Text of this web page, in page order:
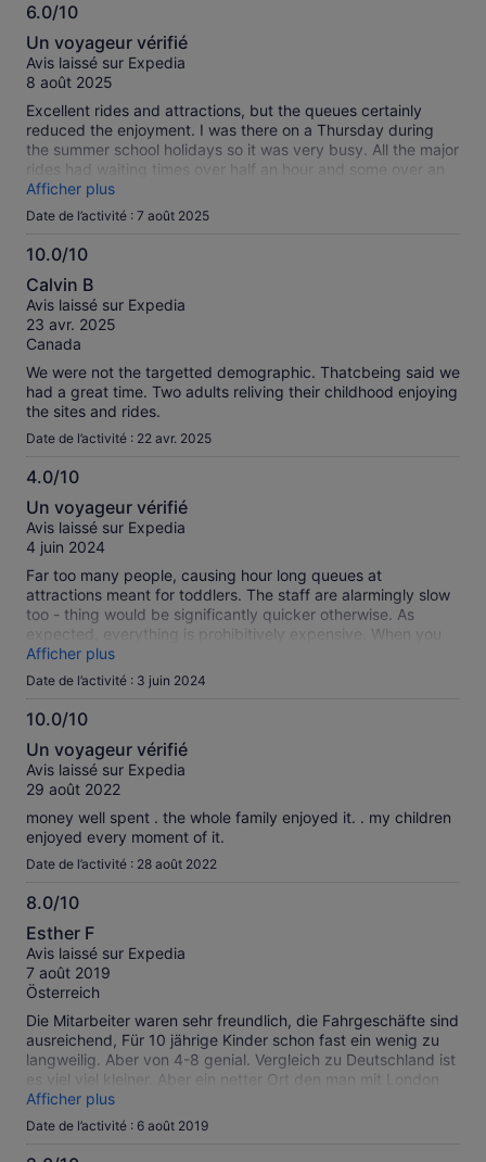
6.0/10
6.0
sur
10
Un voyageur vérifié
Avis laissé sur Expedia
8 août 2025
Excellent rides and attractions, but the queues certainly
reduced the enjoyment. I was there on a Thursday during
the summer school holidays so it was very busy. All the major
rides had waiting times over half an hour and some over an
hour. The lego 'miniland' which displays a vast array of lego
constructions is very impressive and well worth visiting. So,
attractions.
Afficher plus
Date de l’activité : 7 août 2025
10.0/10
10.0
sur
10
Calvin B
Avis laissé sur Expedia
23 avr. 2025
Canada
We were not the targetted demographic. Thatcbeing said we
had a great time. Two adults reliving their childhood enjoying
the sites and rides.
Date de l’activité : 22 avr. 2025
4.0/10
4.0
sur
10
Un voyageur vérifié
Avis laissé sur Expedia
4 juin 2024
Far too many people, causing hour long queues at
attractions meant for toddlers. The staff are alarmingly slow
too - thing would be significantly quicker otherwise. As
expected, everything is prohibitively expensive. When you
get on the rides they are good and enjoyable though. If you
can find a very quiet day I suggest going then.
Afficher plus
Date de l’activité : 3 juin 2024
10.0/10
10.0
sur
10
Un voyageur vérifié
Avis laissé sur Expedia
29 août 2022
money well spent . the whole family enjoyed it. . my children
enjoyed every moment of it.
Date de l’activité : 28 août 2022
8.0/10
8.0
sur
10
Esther F
Avis laissé sur Expedia
7 août 2019
Österreich
Die Mitarbeiter waren sehr freundlich, die Fahrgeschäfte sind
ausreichend, Für 10 jährige Kinder schon fast ein wenig zu
langweilig. Aber von 4-8 genial. Vergleich zu Deutschland ist
es viel viel kleiner. Aber ein netter Ort den man mit London
Sightseeing gut verbinden kann. Windsor ist super schön
und das hinkommen ist auch "fast" perfekt
Afficher plus
Date de l’activité : 6 août 2019